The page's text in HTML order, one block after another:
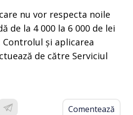
nu vor respecta noile
de la 4 000 la 6 000 de lei
Controlul și aplicarea
de către Serviciul
Comentează